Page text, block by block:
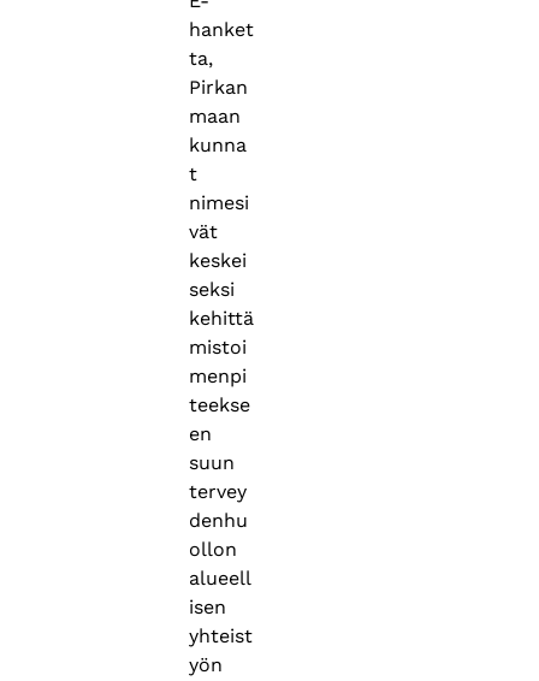
hanket
ta,
Pirkan
maan
kunna
t
nimesi
vät
keskei
seksi
kehittä
mistoi
menpi
teekse
en
suun
tervey
denhu
ollon
alueell
isen
yhteist
yön